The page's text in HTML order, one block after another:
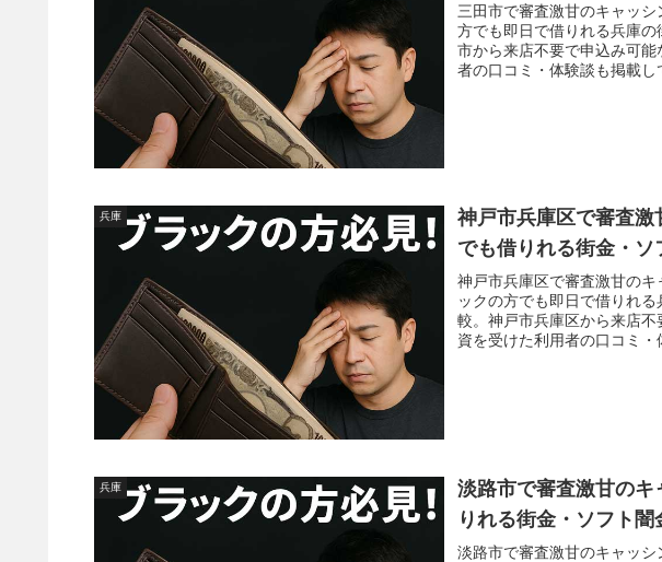
三田市で審査激甘のキャッ
方でも即日で借りれる兵庫
市から来店不要で申込み可
者の口コミ・体験談も掲載し
兵庫
神戸市兵庫区で審査激
でも借りれる街金・ソ
神戸市兵庫区で審査激甘の
ックの方でも即日で借りれ
較。神戸市兵庫区から来店
資を受けた利用者の口コミ・
兵庫
淡路市で審査激甘の
りれる街金・ソフト闇
淡路市で審査激甘のキャッ